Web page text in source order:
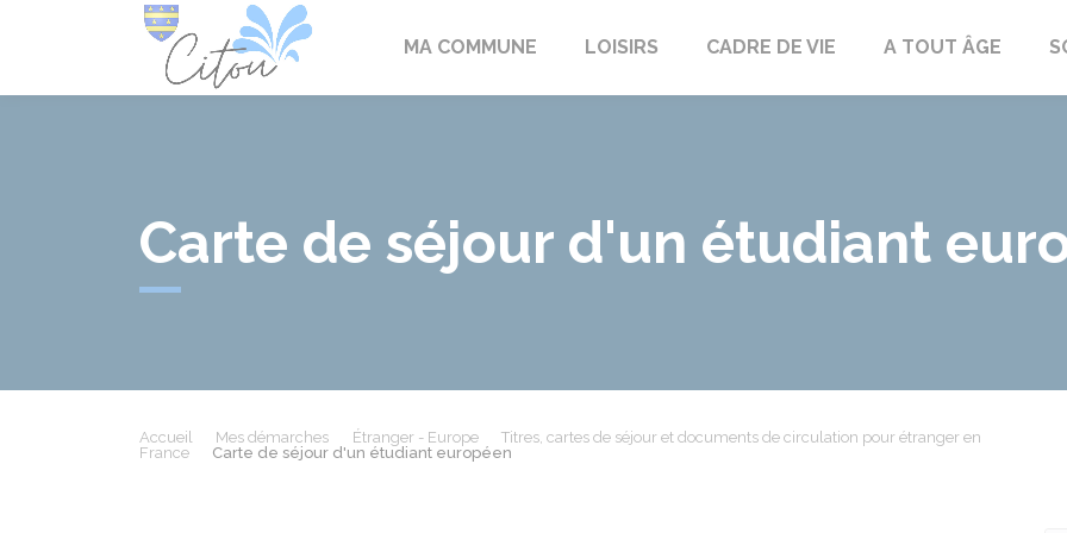
MA COMMUNE LOISIRS CADRE DE VIE A TOUT ÂGE
Carte de séjour d'un étudiant
Accueil Mes démarches Étranger - Europe
Titres, cartes de séjour et documents de circulation pour étranger en
France
Carte de séjour d'un étudiant européen